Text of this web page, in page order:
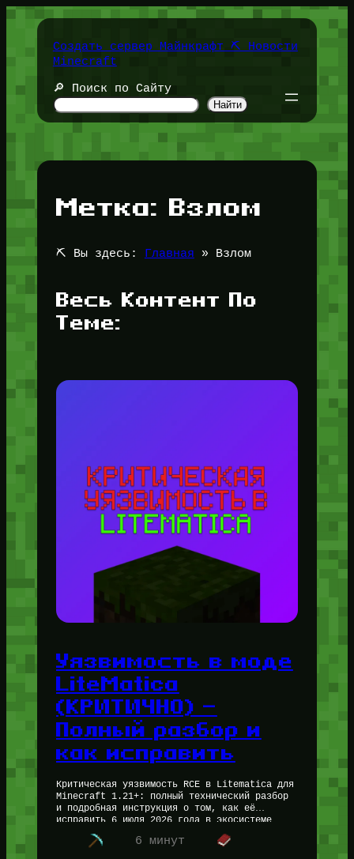
Перейти
содержимомуСоздать сервер Майнкрафт ⛏️ Новости
Minecraft
🔎 Поиск по Сайту
Найти
Метка: Взлом
⛏️ Вы здесь: Главная » Взлом
Весь Контент По
Теме:
Уязвимость в моде
LiteMatica
(КРИТИЧНО) —
Полный разбор и
как исправить
Критическая уязвимость RCE в Litematica для
Minecraft 1.21+: полный технический разбор
и подробная инструкция о том, как её
исправить 6 июля 2026 года в экосистеме
моддинга Minecraft Java Edition произошел…
6 минут